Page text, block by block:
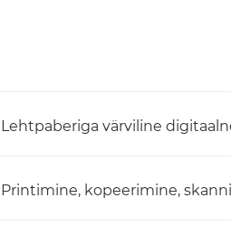
Lehtpaberiga värviline
Printimine, kopeerimine,